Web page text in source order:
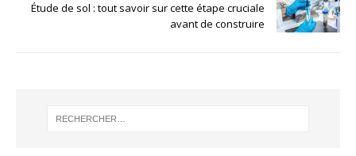
Étude de sol : tout savoir sur cette étape cruciale
avant de construire